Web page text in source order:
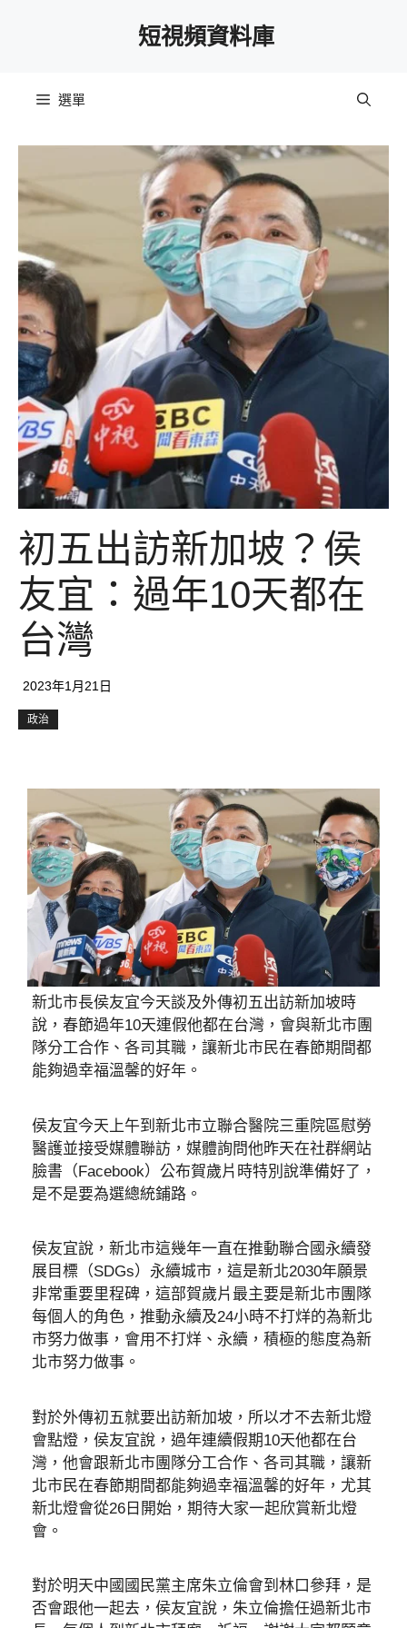
短視頻資料庫
選單
初五出訪新加坡？侯
友宜：過年10天都在
台灣
2023年1月21日
政治
新北市長侯友宜今天談及外傳初五出訪新加坡時
說，春節過年10天連假他都在台灣，會與新北市團
隊分工合作、各司其職，讓新北市民在春節期間都
能夠過幸福溫馨的好年。
侯友宜今天上午到新北市立聯合醫院三重院區慰勞
醫護並接受媒體聯訪，媒體詢問他昨天在社群網站
臉書（Facebook）公布賀歲片時特別說準備好了，
是不是要為選總統鋪路。
侯友宜說，新北市這幾年一直在推動聯合國永續發
展目標（SDGs）永續城市，這是新北2030年願景
非常重要里程碑，這部賀歲片最主要是新北市團隊
每個人的角色，推動永續及24小時不打烊的為新北
市努力做事，會用不打烊、永續，積極的態度為新
北市努力做事。
對於外傳初五就要出訪新加坡，所以才不去新北燈
會點燈，侯友宜說，過年連續假期10天他都在台
灣，他會跟新北市團隊分工合作、各司其職，讓新
北市民在春節期間都能夠過幸福溫馨的好年，尤其
新北燈會從26日開始，期待大家一起欣賞新北燈
會。
對於明天中國國民黨主席朱立倫會到林口參拜，是
否會跟他一起去，侯友宜說，朱立倫擔任過新北市